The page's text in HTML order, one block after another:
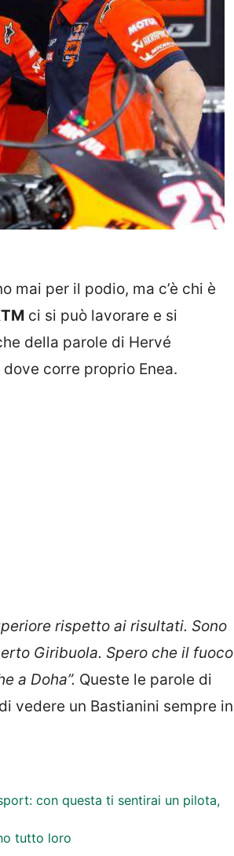
mai per il podio, ma c’è chi è
ci si può lavorare e si
della parole di Hervé
dove corre proprio Enea.
rispetto ai risultati. Sono
Giribuola. Spero che il fuoco
a Doha”. Queste le parole di
vedere un Bastianini sempre in
con questa ti sentirai un pilota,
tutto loro